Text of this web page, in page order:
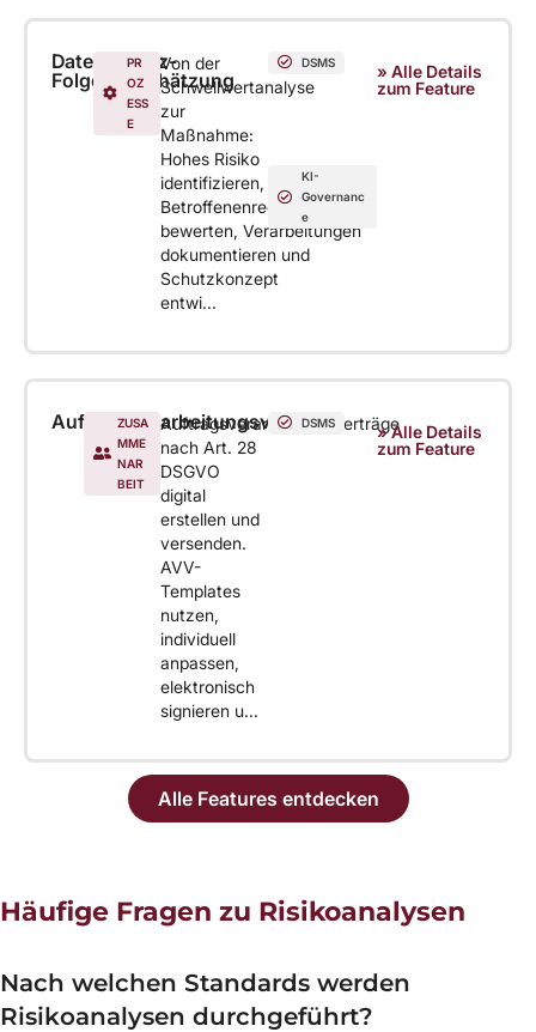
Datenschutz-
Folgenabschätzung
PR
OZ
ESS
E
Von der
Schwellwertanalyse
zur
Maßnahme:
Hohes Risiko
identifizieren,
Betroffenenrechte
bewerten, Verarbeitungen
dokumentieren und
Schutzkonzept
entwi...
DSMS
KI-
Governanc
e
» Alle Details
zum Feature
Auftragsverarbeitungsvertrag
ZUSA
MME
NAR
BEIT
Auftragsverarbeitungsverträge
nach Art. 28
DSGVO
digital
erstellen und
versenden.
AVV-
Templates
nutzen,
individuell
anpassen,
elektronisch
signieren u...
DSMS
» Alle Details
zum Feature
Alle Features entdecken
Häufige Fragen zu Risikoanalysen
Nach welchen Standards werden
Risikoanalysen durchgeführt?